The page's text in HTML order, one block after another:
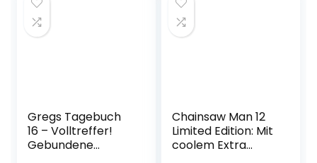
Gregs Tagebuch
16 – Volltreffer!
Gebundene
Chainsaw Man 12
Limited Edition: Mit
coolem Extra